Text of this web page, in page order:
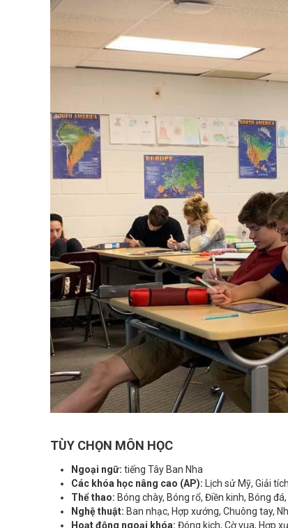
TÙY CHỌN MÔN HỌC
Ngoại ngữ: tiếng Tây Ban Nha
Các khóa học nâng cao (AP): Lịch sử Mỹ, Giải
Thể thao: Bóng chày, Bóng rổ, Điền kinh, Bóng
Nghệ thuật: Ban nhạc, Hợp xướng, Chuông tay,
Hoạt động ngoại khóa: Đóng kịch, Cờ vua, Hợp